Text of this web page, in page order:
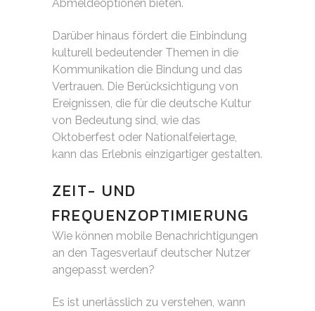
Abmeldeoptionen bieten.
Darüber hinaus fördert die Einbindung
kulturell bedeutender Themen in die
Kommunikation die Bindung und das
Vertrauen. Die Berücksichtigung von
Ereignissen, die für die deutsche Kultur
von Bedeutung sind, wie das
Oktoberfest oder Nationalfeiertage,
kann das Erlebnis einzigartiger gestalten.
ZEIT- UND
FREQUENZOPTIMIERUNG
Wie können mobile Benachrichtigungen
an den Tagesverlauf deutscher Nutzer
angepasst werden?
Es ist unerlässlich zu verstehen, wann